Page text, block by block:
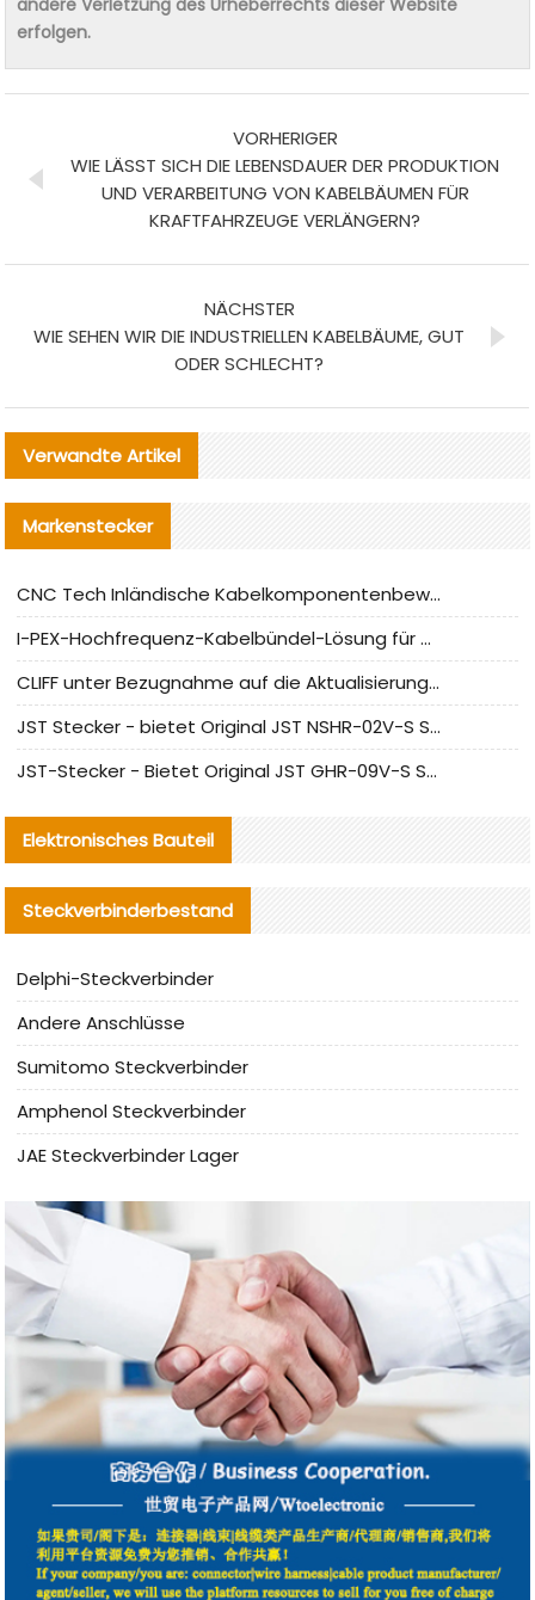
erfolgen.
VORHERIGER
WIE LÄSST SICH DIE LEBENSDAUER DER PRODUKTION
UND VERARBEITUNG VON KABELBÄUMEN FÜR
KRAFTFAHRZEUGE VERLÄNGERN?
NÄCHSTER
WIE SEHEN WIR DIE INDUSTRIELLEN KABELBÄUME, GUT
ODER SCHLECHT?
Verwandte Artikel
Markenstecker
CNC Tech Inländische Kabelkomponentenbewertung und Massenproduktionsanpassungsanleitung
I-PEX-Hochfrequenz-Kabelbündel-Lösung für die heimische Produktion analysiert
CLIFF unter Bezugnahme auf die Aktualisierung der chinesischen Stecker-Testnormen
JST Stecker - bietet Original JST NSHR-02V-S Stecker und Ersatzteile an
JST-Stecker - Bietet Original JST GHR-09V-S Stecker und Ersatzteile an
Elektronisches Bauteil
Steckverbinderbestand
Delphi-Steckverbinder
Andere Anschlüsse
Sumitomo Steckverbinder
Amphenol Steckverbinder
JAE Steckverbinder Lager